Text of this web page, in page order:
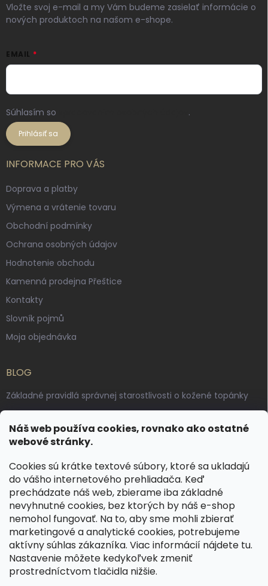
Náš web používa cookies, rovnako ako ostatné
webové stránky.
Cookies sú krátke textové súbory, ktoré sa ukladajú
do vášho internetového prehliadača. Keď
prechádzate náš web, zbierame iba základné
nevyhnutné cookies, bez ktorých by náš e-shop
nemohol fungovať. Na to, aby sme mohli zbierať
marketingové a analytické cookies, potrebujeme
aktívny súhlas zákazníka. Viac informácií nájdete tu.
Nastavenie môžete kedykoľvek zmeniť
prostredníctvom tlačidla nižšie.
Vložte svoj e-mail a my Vám budeme zasielať informácie o
nových produktoch na našom e-shope.
EMAIL
Súhlasím so .
Prihlásiť sa
INFORMACE PRO VÁS
Doprava a platby
Výmena a vrátenie tovaru
Obchodní podmínky
Ochrana osobných údajov
Hodnotenie obchodu
Kamenná prodejna Přeštice
Kontakty
Slovník pojmů
Moja objednávka
BLOG
Základné pravidlá správnej starostlivosti o kožené topánky
Výroba českých kožených opaskov: vôňa pravej kože, dotyk
remesla
KONTAKT
dotazy@ spongr.cz
+420 776 663 962
https://www.facebook.com/spongr.cz
spongr.cz